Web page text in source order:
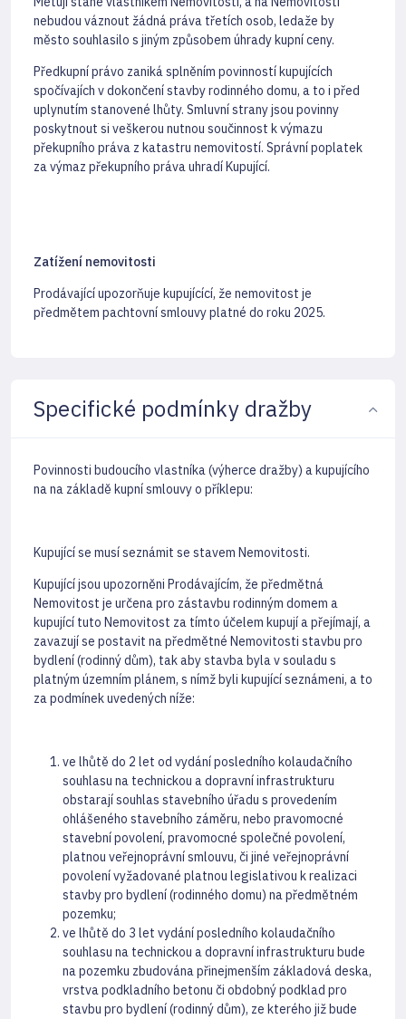
nebudou váznout žádná práva třetích osob, ledaže by
město souhlasilo s jiným způsobem úhrady kupní ceny.
Předkupní právo zaniká splněním povinností kupujících
spočívajích v dokončení stavby rodinného domu, a to i před
uplynutím stanovené lhůty. Smluvní strany jsou povinny
poskytnout si veškerou nutnou součinnost k výmazu
překupního práva z katastru nemovitostí. Správní poplatek
za výmaz překupního práva uhradí Kupující.
Zatížení nemovitosti
Prodávající upozorňuje kupujícící, že nemovitost je
předmětem pachtovní smlouvy platné do roku 2025.
Specifické podmínky dražby
Povinnosti budoucího vlastníka (výherce dražby) a kupujícího
na na základě kupní smlouvy o příklepu:
Kupující se musí seznámit se stavem Nemovitosti.
Kupující jsou upozorněni Prodávajícím, že předmětná
Nemovitost je určena pro zástavbu rodinným domem a
kupující tuto Nemovitost za tímto účelem kupují a přejímají, a
zavazují se postavit na předmětné Nemovitosti stavbu pro
bydlení (rodinný dům), tak aby stavba byla v souladu s
platným územním plánem, s nímž byli kupující seznámeni, a to
za podmínek uvedených níže:
ve lhůtě do 2 let od vydání posledního kolaudačního
souhlasu na technickou a dopravní infrastrukturu
obstarají souhlas stavebního úřadu s provedením
ohlášeného stavebního záměru, nebo pravomocné
stavební povolení, pravomocné společné povolení,
platnou veřejnoprávní smlouvu, či jiné veřejnoprávní
povolení vyžadované platnou legislativou k realizaci
stavby pro bydlení (rodinného domu) na předmětném
pozemku;
ve lhůtě do 3 let vydání posledního kolaudačního
souhlasu na technickou a dopravní infrastrukturu bude
na pozemku zbudována přinejmenším základová deska,
vrstva podkladního betonu či obdobný podklad pro
stavbu pro bydlení (rodinný dům), ze kterého již bude